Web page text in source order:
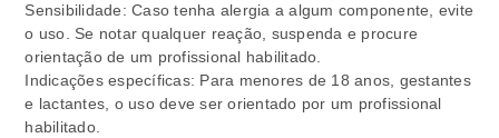
Sensibilidade: Caso tenha alergia a algum componente, evite
o uso. Se notar qualquer reação, suspenda e procure
orientação de um profissional habilitado.
Indicações específicas: Para menores de 18 anos, gestantes
e lactantes, o uso deve ser orientado por um profissional
habilitado.